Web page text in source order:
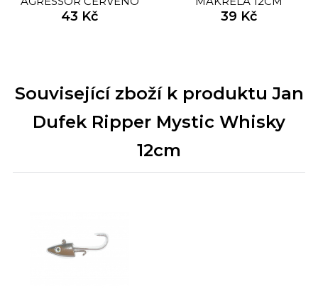
ČERNÁ
43 Kč 39 Kč
Související zboží k produktu Jan
Dufek Ripper Mystic Whisky
12cm